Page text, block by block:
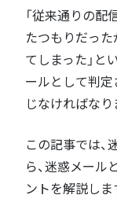
「従来通りの
たつもりだっ
てしまった」と
ールとして判
じなければなり
この記事では
ら、迷惑メー
ントを解説しま